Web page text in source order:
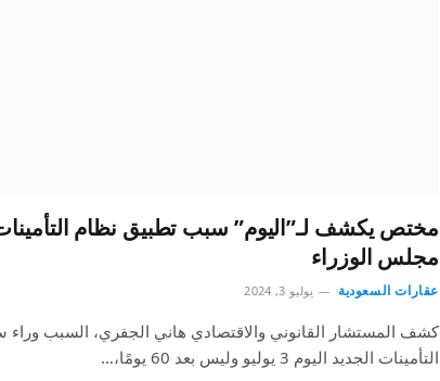
مختص يكشف لـ”اليوم” سبب تطبيق نظام
مجلس الوزراء
عقارات السعودية يوليو 3, 2024
كشف المستشار القانوني والاقتصادي هاني الجفري، السبب وراء
التأمينات الجديد اليوم 3 يوليو وليس بعد 60 يومًا،…